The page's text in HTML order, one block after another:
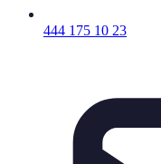
444 175 10 23